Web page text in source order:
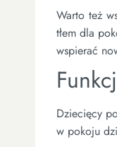
Warto też
tłem dla
wspierać
Dziecięcy
w pokoju